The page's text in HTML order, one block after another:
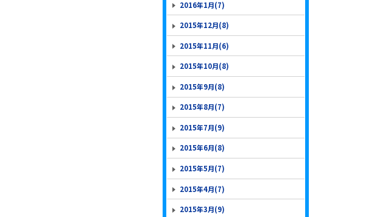
2016年1月(7)
2015年12月(8)
2015年11月(6)
2015年10月(8)
2015年9月(8)
2015年8月(7)
2015年7月(9)
2015年6月(8)
2015年5月(7)
2015年4月(7)
2015年3月(9)